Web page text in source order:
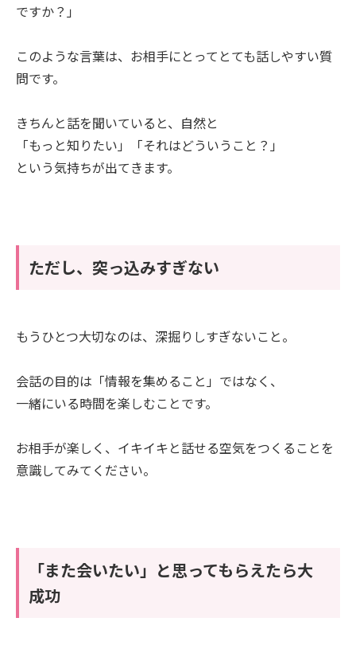
ですか？」
このような言葉は、お相手にとってとても話しやすい質
問です。
きちんと話を聞いていると、自然と
「もっと知りたい」「それはどういうこと？」
という気持ちが出てきます。
ただし、突っ込みすぎない
もうひとつ大切なのは、深掘りしすぎないこと。
会話の目的は「情報を集めること」ではなく、
一緒にいる時間を楽しむことです。
お相手が楽しく、イキイキと話せる空気をつくることを
意識してみてください。
「また会いたい」と思ってもらえたら大
成功